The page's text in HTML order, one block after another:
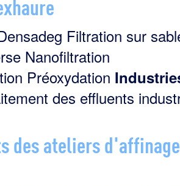
Filtration sur
Nanofiltration
Préoxydation
des effluents
des ateliers